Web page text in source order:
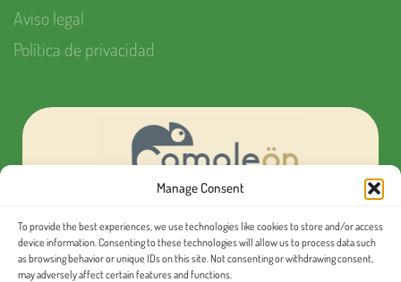
Manage Consent
To provide the best experiences, we use technologies like cookies to store and/or access
device information. Consenting to these technologies will allow us to process data such
as browsing behavior or unique IDs on this site. Not consenting or withdrawing consent,
may adversely affect certain features and functions.
Aviso legal
Política de privacidad
¿Quieres organizar tu próximo evento MICE?